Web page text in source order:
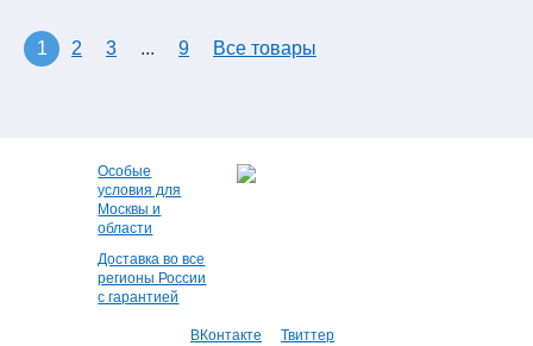
1 2 3 ... 9 Все товары
Особые
условия для
Москвы и
области
Доставка во все
регионы России
с гарантией
ВКонтакте Твиттер